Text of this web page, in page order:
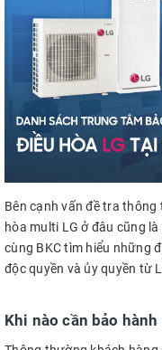
Bên cạnh vấn đề tra
hòa multi LG ở đâu cũng
cùng BKC tìm hiểu những
độc quyền và ủy quyền từ
Khi nào cần bảo